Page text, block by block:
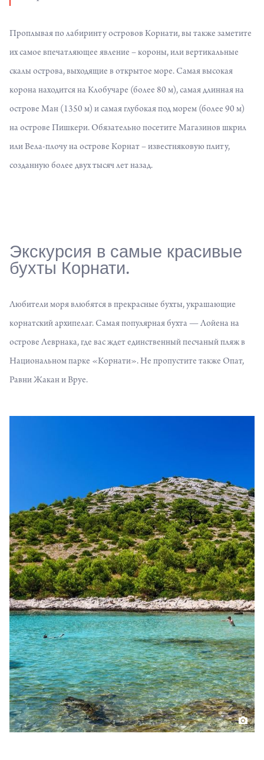
Проплывая по лабиринту островов Корнати, вы также заметите
их самое впечатляющее явление – короны, или вертикальные
скалы острова, выходящие в открытое море. Самая высокая
корона находится на Клобучаре (более 80 м), самая длинная на
острове Ман (1350 м) и самая глубокая под морем (более 90 м)
на острове Пишкери. Обязательно посетите Магазинов шкрил
или Вела-плочу на острове Корнат – известняковую плиту,
созданную более двух тысяч лет назад.
Экскурсия в самые красивые
бухты Корнати.
Любители моря влюбятся в прекрасные бухты, украшающие
корнатский архипелаг. Самая популярная бухта —Лойена на
острове Леврнака, где вас ждет единственный песчаный пляж в
Национальном парке «Корнати». Не пропустите также Опат,
Равни Жакан и Вруе.